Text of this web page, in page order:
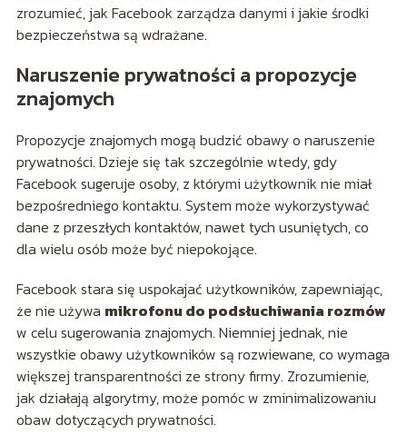
zrozumieć, jak Facebook zarządza danymi i jakie środki
bezpieczeństwa są wdrażane.
Naruszenie prywatności a propozycje
znajomych
Propozycje znajomych mogą budzić obawy o naruszenie
prywatności. Dzieje się tak szczególnie wtedy, gdy
Facebook sugeruje osoby, z którymi użytkownik nie miał
bezpośredniego kontaktu. System może wykorzystywać
dane z przeszłych kontaktów, nawet tych usuniętych, co
dla wielu osób może być niepokojące.
Facebook stara się uspokajać użytkowników, zapewniając,
że nie używa mikrofonu do podsłuchiwania rozmów
w celu sugerowania znajomych. Niemniej jednak, nie
wszystkie obawy użytkowników są rozwiewane, co wymaga
większej transparentności ze strony firmy. Zrozumienie,
jak działają algorytmy, może pomóc w zminimalizowaniu
obaw dotyczących prywatności.